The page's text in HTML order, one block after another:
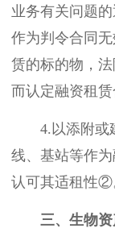
业务有关问题
作为判令合同
赁的标的物，
而认定融资租赁
4.以添附或建
线、基站等作
认可其适租性②
三、生物资